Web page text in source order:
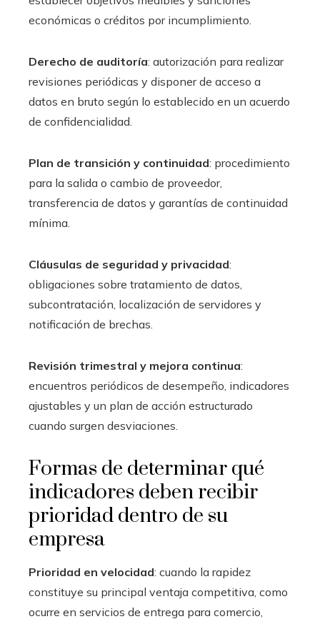
económicas o créditos por incumplimiento.
Derecho de auditoría: autorización para realizar
revisiones periódicas y disponer de acceso a
datos en bruto según lo establecido en un acuerdo
de confidencialidad.
Plan de transición y continuidad: procedimiento
para la salida o cambio de proveedor,
transferencia de datos y garantías de continuidad
mínima.
Cláusulas de seguridad y privacidad:
obligaciones sobre tratamiento de datos,
subcontratación, localización de servidores y
notificación de brechas.
Revisión trimestral y mejora continua:
encuentros periódicos de desempeño, indicadores
ajustables y un plan de acción estructurado
cuando surgen desviaciones.
Formas de determinar qué
indicadores deben recibir
prioridad dentro de su
empresa
Prioridad en velocidad: cuando la rapidez
constituye su principal ventaja competitiva, como
ocurre en servicios de entrega para comercio,